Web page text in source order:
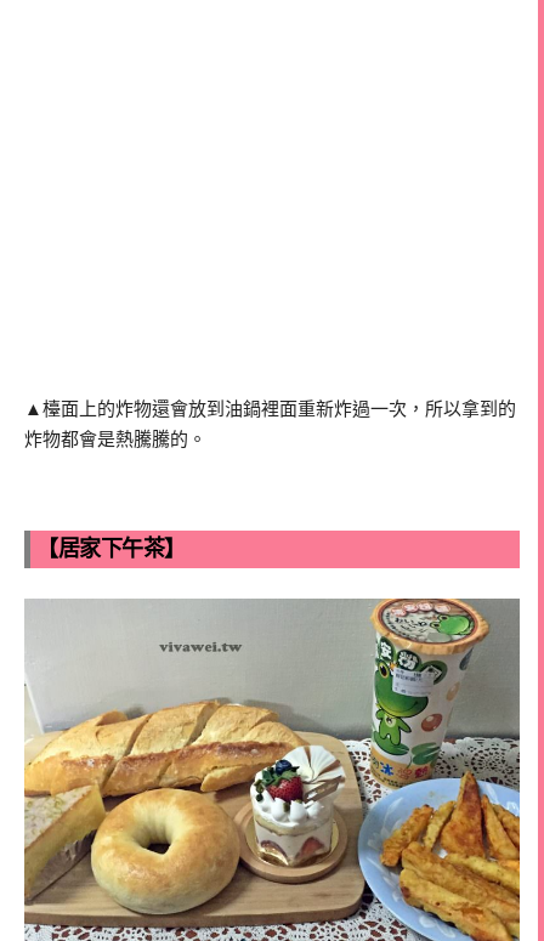
▲檯面上的炸物還會放到油鍋裡面重新炸過一次，所以拿到的
炸物都會是熱騰騰的。
【居家下午茶】